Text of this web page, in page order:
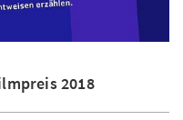
2018